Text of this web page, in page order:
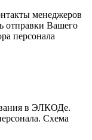
менеджеров
отправки Вашего
персонала
в ЭЛКОДе.
Схема